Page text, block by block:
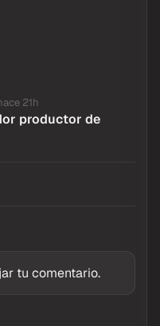
21h
productor de
tu comentario.